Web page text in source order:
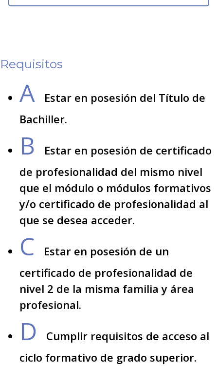
Requisitos
A
Estar en posesión del Título de
Bachiller.
B
Estar en posesión de certificado
de profesionalidad del mismo nivel
que el módulo o módulos formativos
y/o certificado de profesionalidad al
que se desea acceder.
C
Estar en posesión de un
certificado de profesionalidad de
nivel 2 de la misma familia y área
profesional.
D
Cumplir requisitos de acceso al
ciclo formativo de grado superior.